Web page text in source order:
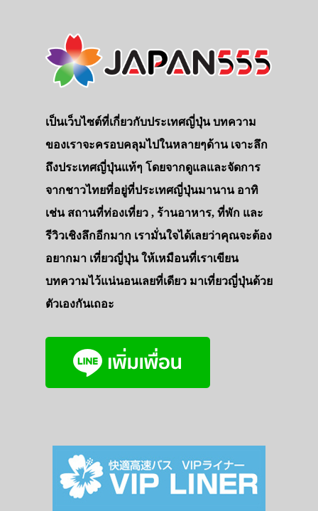
เป็นเว็บไซต์ที่เกี่ยวกับประเทศญี่ปุ่น บทความ
ของเราจะครอบคลุมไปในหลายๆด้าน เจาะลึก
ถึงประเทศญี่ปุ่นแท้ๆ โดยจากดูแลและจัดการ
จากชาวไทยที่อยู่ที่ประเทศญี่ปุ่นมานาน อาทิ
เช่น สถานที่ท่องเที่ยว , ร้านอาหาร, ที่พัก และ
รีวิวเชิงลึกอีกมาก เรามั่นใจได้เลยว่าคุณจะต้อง
อยากมา เที่ยวญี่ปุ่น ให้เหมือนที่เราเขียน
บทความไว้แน่นอนเลยที่เดียว มาเที่ยวญี่ปุ่นด้วย
ตัวเองกันเถอะ